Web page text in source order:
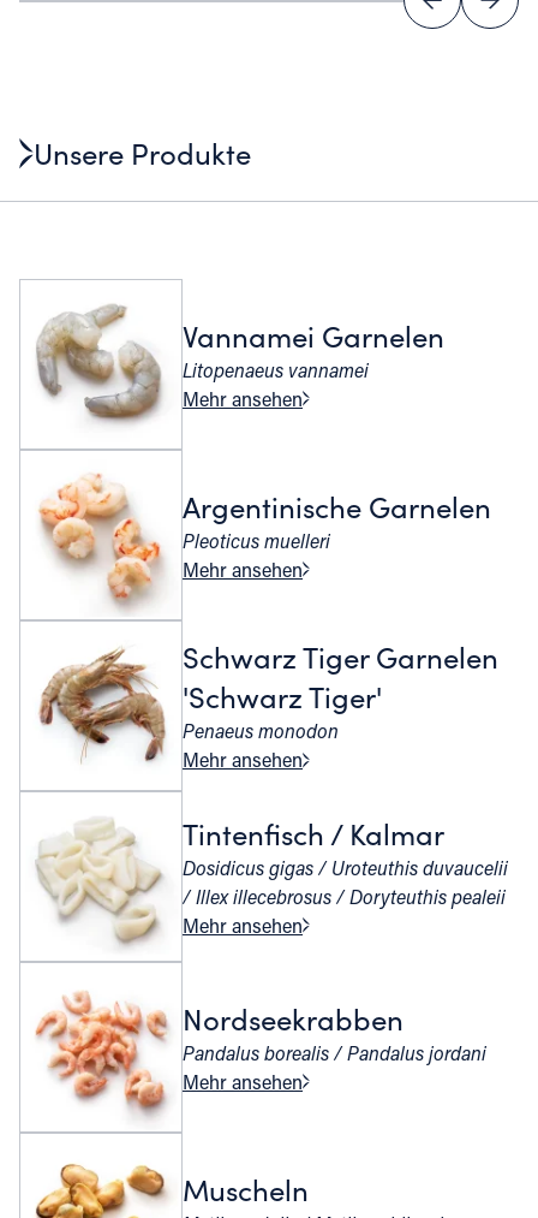
Unsere Produkte
Vannamei Garnelen
Litopenaeus vannamei
Mehr ansehen
Argentinische Garnelen
Pleoticus muelleri
Mehr ansehen
Schwarz Tiger Garnelen
'Schwarz Tiger'
Penaeus monodon
Mehr ansehen
Tintenfisch / Kalmar
Dosidicus gigas / Uroteuthis duvaucelii
/ Illex illecebrosus / Doryteuthis pealeii
Mehr ansehen
Nordseekrabben
Pandalus borealis / Pandalus jordani
Mehr ansehen
Muscheln